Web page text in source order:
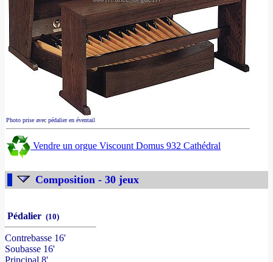
Photo prise avec pédalier en éventail
Vendre un orgue Viscount Domus 932 Cathédral
Composition - 30 jeux
Pédalier (10)
Contrebasse 16'
Soubasse 16'
Principal 8'